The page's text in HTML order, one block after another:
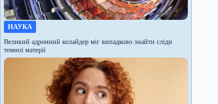
НАУКА
Великий адронний колайдер міг випадково знайти сліди
темної матерії